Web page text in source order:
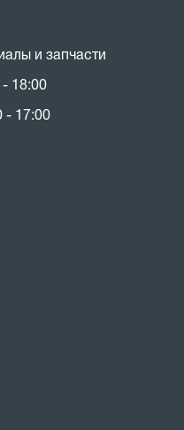
и запчасти
18:00
- 17:00